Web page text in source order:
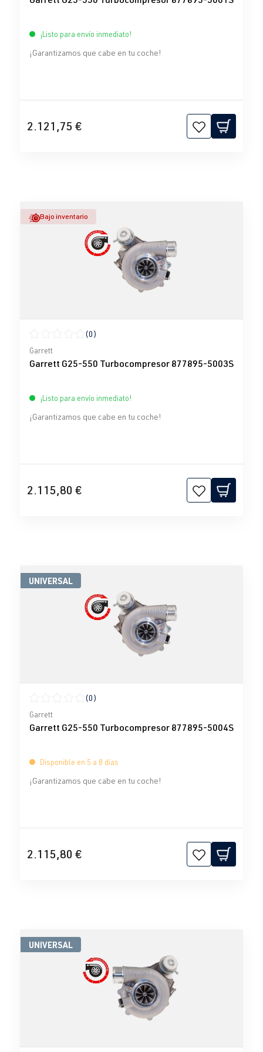
¡Listo para envío inmediato!
¡Garantizamos que cabe en tu coche!
2.121,75 €
Bajo inventario
Calificación promedio de 0 de 5 estrellas
(0)
Garrett
Garrett G25-550 Turbocompresor 877895-5003S
¡Listo para envío inmediato!
¡Garantizamos que cabe en tu coche!
2.115,80 €
UNIVERSAL
Calificación promedio de 0 de 5 estrellas
(0)
Garrett
Garrett G25-550 Turbocompresor 877895-5004S
Disponible en 5 a 8 días
¡Garantizamos que cabe en tu coche!
2.115,80 €
UNIVERSAL